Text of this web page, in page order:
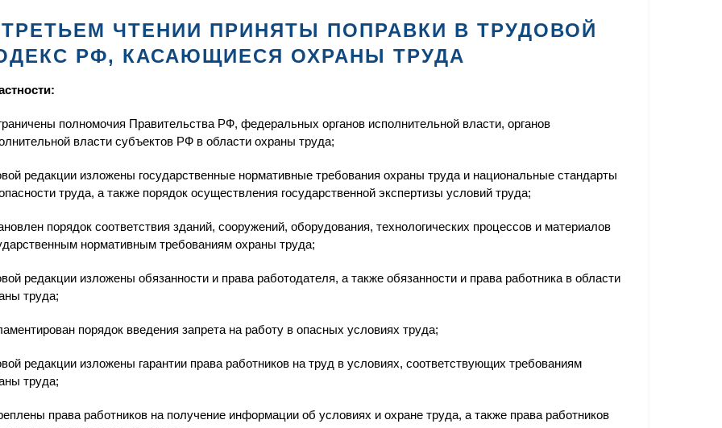
ЧТЕНИИ ПРИНЯТЫ ПОПРАВКИ В ТРУДОВОЙ
РФ, КАСАЮЩИЕСЯ ОХРАНЫ ТРУДА
полномочия Правительства РФ, федеральных органов исполнительной власти, органов
власти субъектов РФ в области охраны труда;
редакции изложены государственные нормативные требования охраны труда и национальные стандарты
труда, а также порядок осуществления государственной экспертизы условий труда;
порядок соответствия зданий, сооружений, оборудования, технологических процессов и материалов
нормативным требованиям охраны труда;
редакции изложены обязанности и права работодателя, а также обязанности и права работника в области
труда;
порядок введения запрета на работу в опасных условиях труда;
редакции изложены гарантии права работников на труд в условиях, соответствующих требованиям
труда;
права работников на получение информации об условиях и охране труда, а также права работников